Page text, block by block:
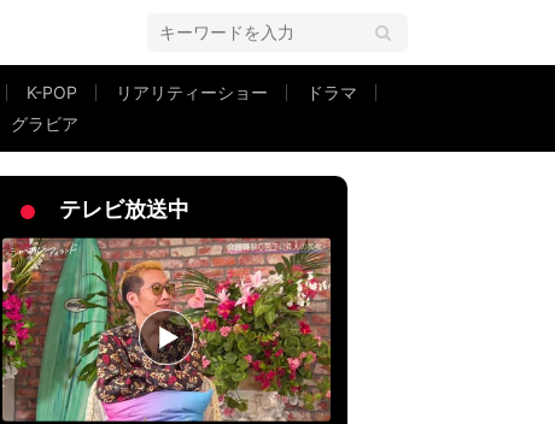
K-POP リアリティーショー
ドラマ
グラビア
テレビ放送中